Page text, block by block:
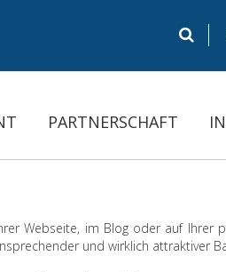
PARTNERSCHAFT
Webseite, im Blog oder auf Ihrer
und wirklich attraktiver